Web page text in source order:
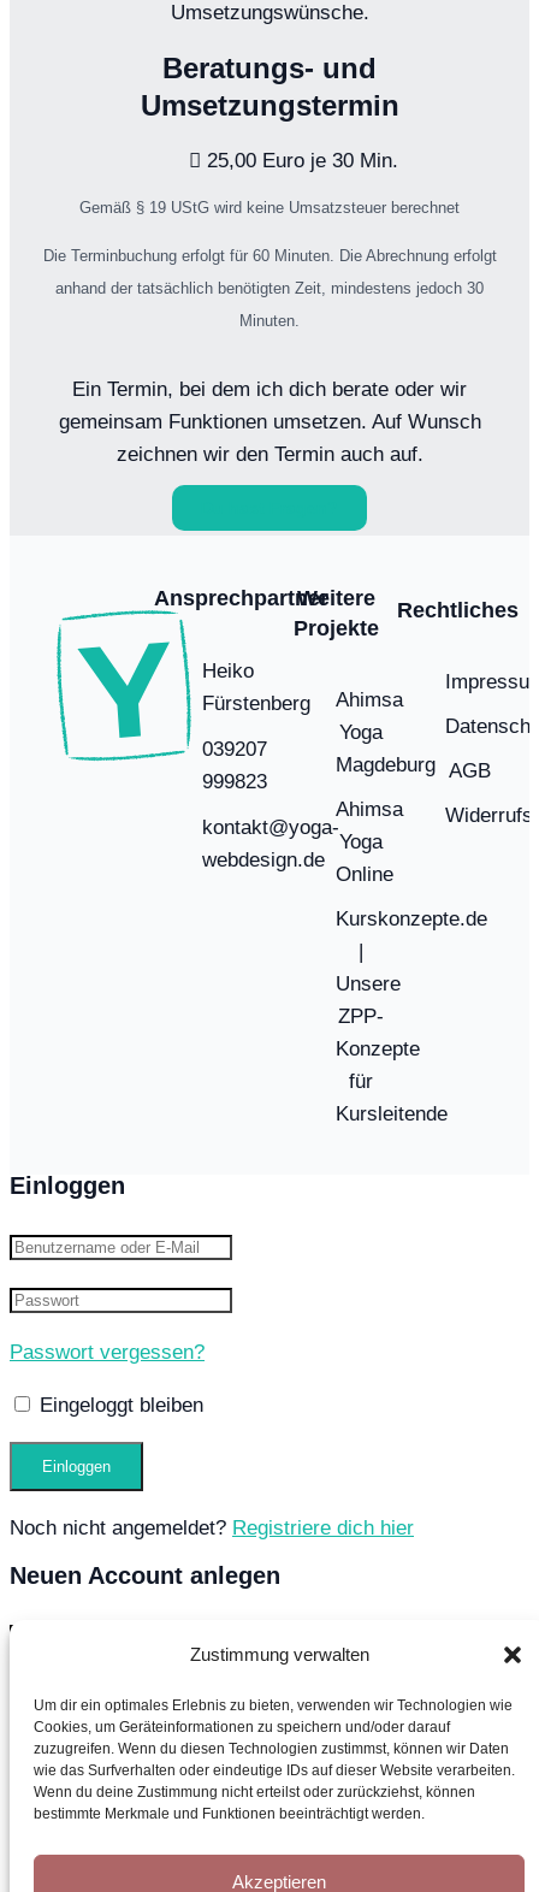
Zustimmung verwalten
Um dir ein optimales Erlebnis zu bieten, verwenden wir Technologien wie
Cookies, um Geräteinformationen zu speichern und/oder darauf
zuzugreifen. Wenn du diesen Technologien zustimmst, können wir Daten
wie das Surfverhalten oder eindeutige IDs auf dieser Website verarbeiten.
Wenn du deine Zustimmung nicht erteilst oder zurückziehst, können
bestimmte Merkmale und Funktionen beeinträchtigt werden.
Akzeptieren
Umsetzungswünsche.
Beratungs- und
Umsetzungstermin
25,00 Euro je 30 Min.
Gemäß § 19 UStG wird keine Umsatzsteuer berechnet
Die Terminbuchung erfolgt für 60 Minuten. Die Abrechnung erfolgt
anhand der tatsächlich benötigten Zeit, mindestens jedoch 30
Minuten.
Ein Termin, bei dem ich dich berate oder wir
gemeinsam Funktionen umsetzen. Auf Wunsch
zeichnen wir den Termin auch auf.
Ansprechpartner
Heiko
Fürstenberg
039207
999823
kontakt@yoga-
webdesign.de
Weitere
Projekte
Ahimsa
Yoga
Magdeburg
Ahimsa
Yoga
Online
Kurskonzepte.de
Unsere
ZPP-
Konzepte
für
Kursleitende
Rechtliches
AGB
Einloggen
Passwort vergessen?
Eingeloggt bleiben
Noch nicht angemeldet? Registriere dich hier
Neuen Account anlegen